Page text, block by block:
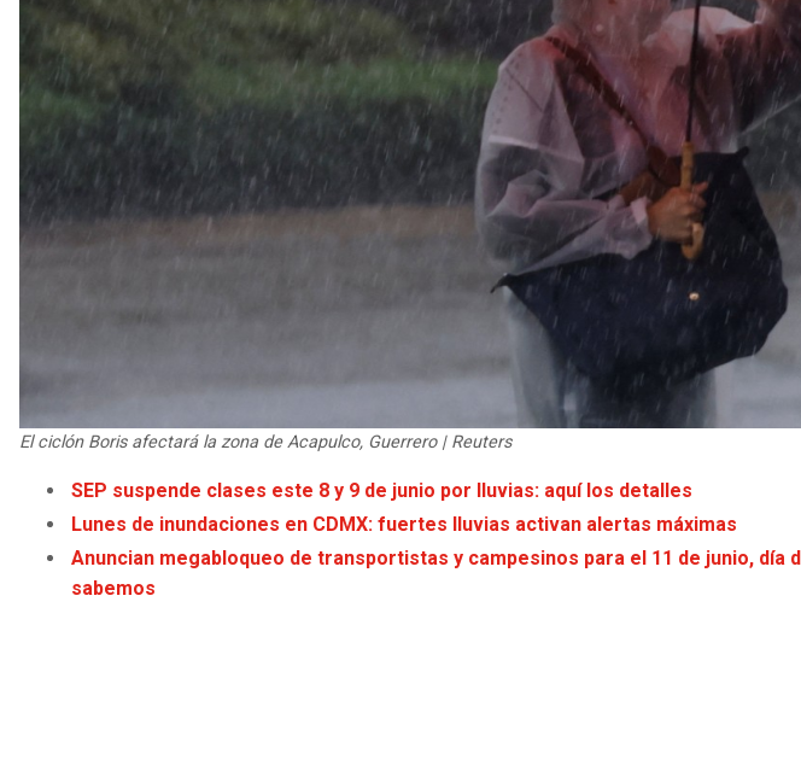
El ciclón Boris afectará la zona de Acapulco, Guerrero | Reuters
SEP suspende clases este 8 y 9 de junio por lluvias: aquí los detalles
Lunes de inundaciones en CDMX: fuertes lluvias activan alertas máximas
Anuncian megabloqueo de transportistas y campesinos para el 11 de junio, día
sabemos